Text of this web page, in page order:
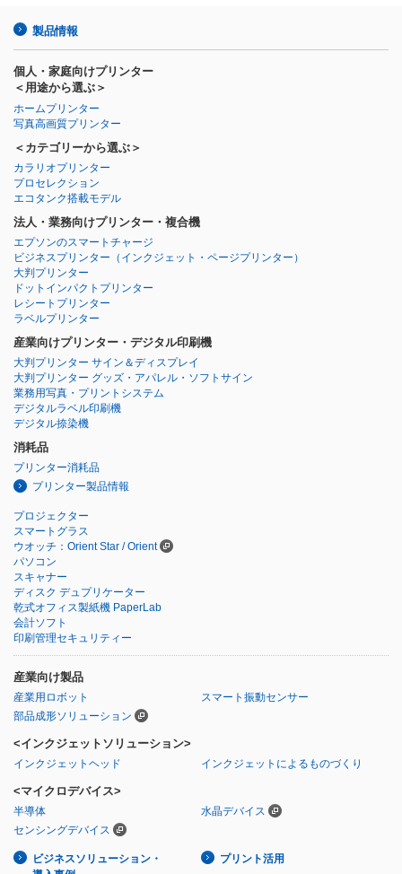
製品情報
個人・家庭向けプリンター
＜用途から選ぶ＞
ホームプリンター
写真高画質プリンター
＜カテゴリーから選ぶ＞
カラリオプリンター
プロセレクション
エコタンク搭載モデル
法人・業務向けプリンター・複合機
エプソンのスマートチャージ
ビジネスプリンター （インクジェット・ページプリンター）
大判プリンター
ドットインパクトプリンター
レシートプリンター
ラベルプリンター
産業向けプリンター・デジタル印刷機
大判プリンター サイン＆ディスプレイ
大判プリンター グッズ・アパレル・ソフトサイン
業務用写真・プリントシステム
デジタルラベル印刷機
デジタル捺染機
消耗品
プリンター消耗品
プリンター製品情報
プロジェクター
スマートグラス
ウオッチ：Orient Star / Orient
パソコン
スキャナー
ディスク デュプリケーター
乾式オフィス製紙機 PaperLab
会計ソフト
印刷管理セキュリティー
産業向け製品
産業用ロボット
スマート振動センサー
部品成形ソリューション
<インクジェットソリューション>
インクジェットヘッド インクジェットによるものづくり
<マイクロデバイス>
半導体
水晶デバイス
センシングデバイス
ビジネスソリューション・
プリント活用